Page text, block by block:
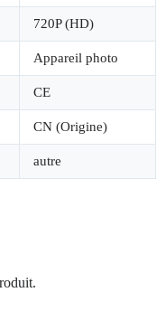
720P (HD)
Appareil photo
CE
CN (Origine)
autre